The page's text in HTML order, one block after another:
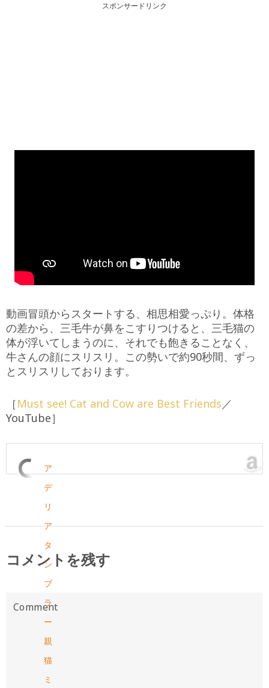
スポンサードリンク
動画冒頭からスタートする、相思相愛っぷり。体格
の差から、三毛牛が鼻をこすりつけると、三毛猫の
体が浮いてしまうのに、それでも飽きることなく、
牛さんの顔にスリスリ。この勢いで約90秒間、ずっ
とスリスリしております。
［Must see! Cat and Cow are Best Friends／
YouTube］
ア
デ
リ
ア
タ
ン
ブ
ラ
ー
親
猫
ミ
コメントを残す